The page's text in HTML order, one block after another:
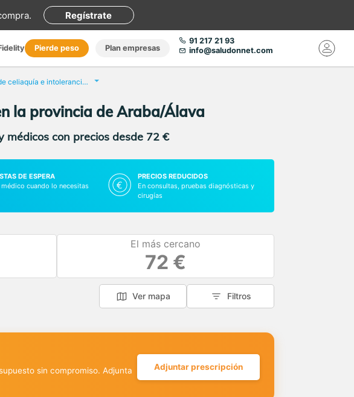
. Regístrate
Pierde peso Plan empresas
91 217 21 93
info@saludonnet.com
Análisis de celiaquía e intolerancia al gluten
la provincia de Araba/Álava
médicos con precios desde 72 €
DE ESPERA
médico cuando lo necesitas
PRECIOS REDUCIDOS
En consultas, pruebas diagnósticas y
cirugías
El más cercano
72 €
Ver mapa Filtros
sin compromiso. Adjunta
Adjuntar prescripción